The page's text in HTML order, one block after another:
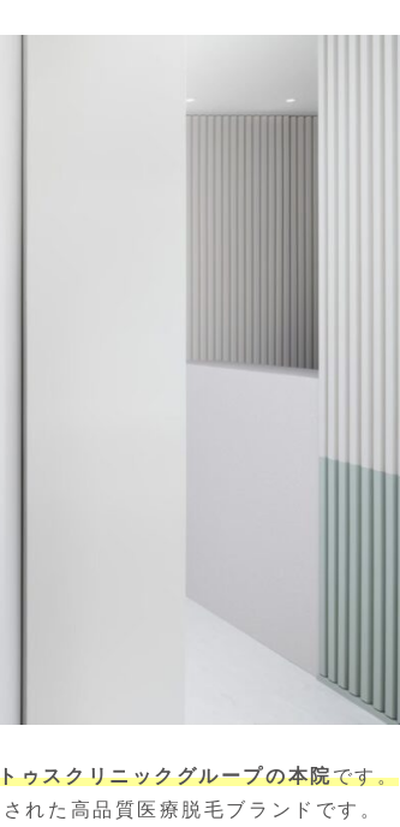
ゥスクリニックグループの本院です。
れた高品質医療脱毛ブランドです。